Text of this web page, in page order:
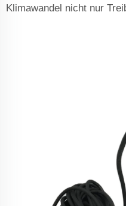
Klimawandel nicht nur